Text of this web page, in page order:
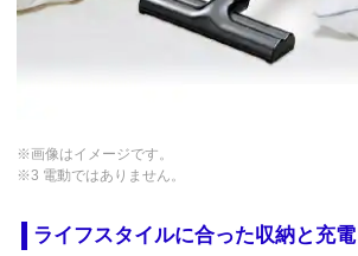
※画像はイメージです。
※3 電動ではありません。
ライフスタイルに合った収納と充電